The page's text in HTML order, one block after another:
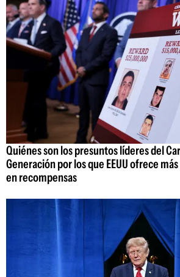
Quiénes son los presuntos líderes del
Generación por los que EEUU ofrece
en recompensas